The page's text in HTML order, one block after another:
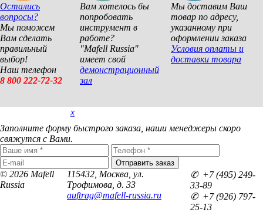
Остались
вопросы?
Мы поможем
Вам сделать
правильный
выбор!
Наш телефон
8 800 222-72-32
Вам хотелось бы
попробовать
инструмент в
работе?
"Mafell Russia"
имеет свой
демонстрационный
зал
Мы доставим Ваш
товар по адресу,
указанному при
оформлении заказа
Условия оплаты и
доставки товара
Покупка в 1 кликx
Заполните форму быстрого заказа, наши менеджеры скоро
свяжутся с Вами.
© 2026 Mafell
Russia
115432, Москва, ул.
Трофимова, д. 33
auftrag@mafell-russia.ru
✆ +7 (495) 249-
33-89
✆ +7 (926) 797-
25-13